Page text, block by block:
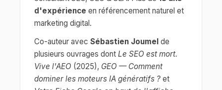
d'expérience en référencement naturel et
marketing digital.
Co-auteur avec Sébastien Joumel de
plusieurs ouvrages dont Le SEO est mort.
Vive l'AEO (2025), GEO — Comment
dominer les moteurs IA génératifs ? et